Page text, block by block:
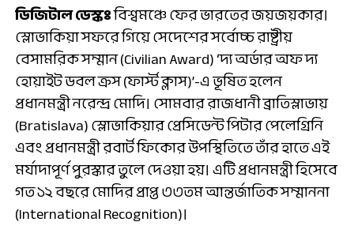
ডিজিটাল ডেস্কঃবিশ্বমঞ্চে ফের ভারতের জয়জয়কার।
স্লোভাকিয়া সফরে গিয়ে সেদেশের সর্বোচ্চ রাষ্ট্রীয়
বেসামরিক সম্মান (Civilian Award) ‘দ্য অর্ডার অফ দ্য
হোয়াইট ডবল ক্রস (ফার্স্ট ক্লাস)’-এ ভূষিত হলেন
প্রধানমন্ত্রী নরেন্দ্র মোদি। সোমবার রাজধানী ব্রাতিস্লাভায়
(Bratislava) স্লোভাকিয়ার প্রেসিডেন্ট পিটার পেলেগ্রিনি
এবং প্রধানমন্ত্রী রবার্ট ফিকোর উপস্থিতিতে তাঁর হাতে এই
মর্যাদাপূর্ণ পুরস্কার তুলে দেওয়া হয়। এটি প্রধানমন্ত্রী হিসেবে
গত ১২ বছরে মোদির প্রাপ্ত ৩৩তম আন্তর্জাতিক সম্মাননা
(International Recognition)।